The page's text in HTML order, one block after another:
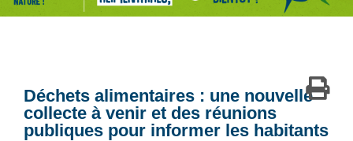
Déchets alimentaires : une nouvelle
collecte à venir et des réunions
publiques pour informer les habitants